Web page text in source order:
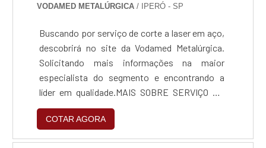
VODAMED METALÚRGICA/ IPERÓ - SP
Buscando por serviço de corte a laser em aço,
descobrirá no site da Vodamed Metalúrgica.
Solicitando mais informações na maior
especialista do segmento e encontrando a
líder em qualidade.MAIS SOBRE SERVIÇO DE
CORTE A LASER EM AÇOSe alguém quer achar
serviço de corte a laser em aço em uma
empresa que preza pela segurança, consegue
COTAR AGORA